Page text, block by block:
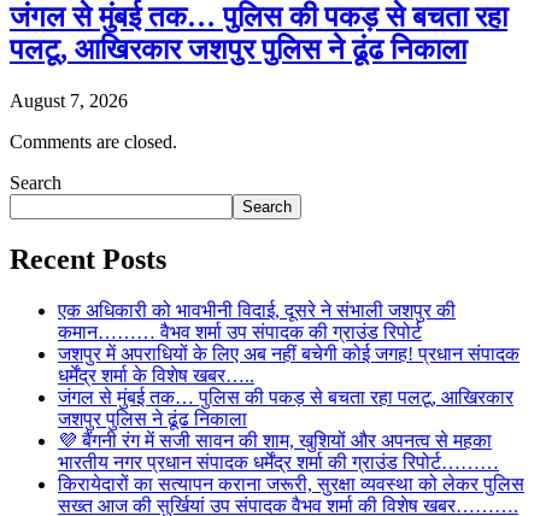
जंगल से मुंबई तक… पुलिस की पकड़ से बचता रहा
पलटू, आखिरकार जशपुर पुलिस ने ढूंढ निकाला
August 7, 2026
Comments are closed.
Search
Search
Recent Posts
एक अधिकारी को भावभीनी विदाई, दूसरे ने संभाली जशपुर की
कमान……… वैभव शर्मा उप संपादक की ग्राउंड रिपोर्ट
जशपुर में अपराधियों के लिए अब नहीं बचेगी कोई जगह! प्रधान संपादक
धर्मेंद्र शर्मा के विशेष खबर…..
जंगल से मुंबई तक… पुलिस की पकड़ से बचता रहा पलटू, आखिरकार
जशपुर पुलिस ने ढूंढ निकाला
💜 बैंगनी रंग में सजी सावन की शाम, खुशियों और अपनत्व से महका
भारतीय नगर प्रधान संपादक धर्मेंद्र शर्मा की ग्राउंड रिपोर्ट………
किरायेदारों का सत्यापन कराना जरूरी, सुरक्षा व्यवस्था को लेकर पुलिस
सख्त आज की सुर्खियां उप संपादक वैभव शर्मा की विशेष खबर……….